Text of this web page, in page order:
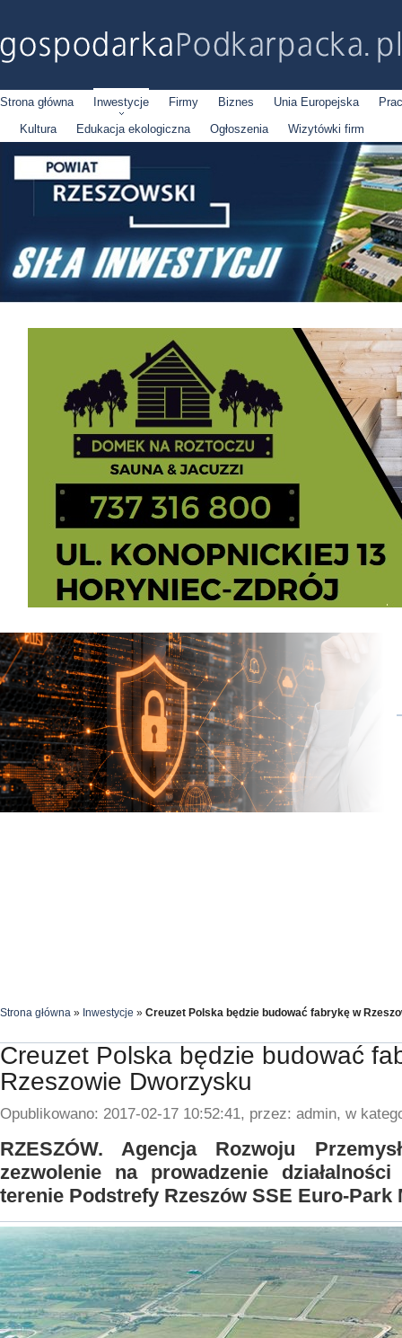
Strona główna Inwestycje Firmy Biznes Unia Europejska
Kultura
Edukacja ekologiczna Ogłoszenia Wizytówki firm
Strona główna » Inwestycje » Creuzet Polska będzie budować fabrykę w
Creuzet Polska będzie budować
Rzeszowie Dworzysku
Opublikowano: 2017-02-17 10:52:41, przez: admin, w
RZESZÓW. Agencja Rozwoju
zezwolenie na prowadzenie
terenie Podstrefy Rzeszów SSE Euro-Park